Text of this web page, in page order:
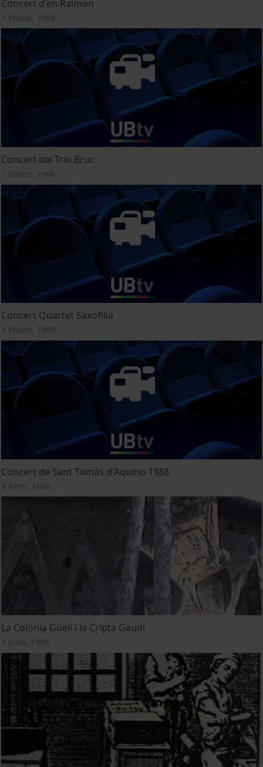
Concert d'en Raimon
1 Enero, 1988
Concert del Trio Bruc
1 Enero, 1988
Concert Quartet Saxofilia
1 Enero, 1988
Concert de Sant Tomàs d'Aquino 1988
6 Abril, 1988
La Colònia Güell i la Cripta Gaudí
1 Julio, 1988